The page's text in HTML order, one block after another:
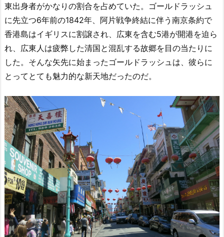
東出身者がかなりの割合を占めていた。ゴールドラッシュ
に先立つ6年前の1842年、阿片戦争終結に伴う南京条約で
香港島はイギリスに割譲され、広東を含む5港が開港を迫ら
れ、広東人は疲弊した清国と混乱する故郷を目の当たりに
した。そんな矢先に始まったゴールドラッシュは、彼らに
とってとても魅力的な新天地だったのだ。